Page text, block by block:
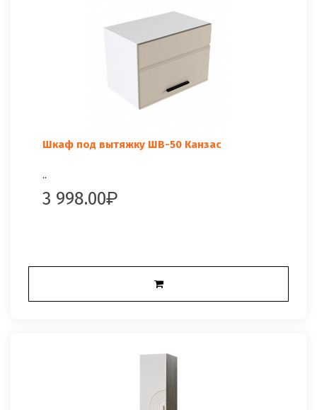
Шкаф под вытяжку ШВ-50 Канзас
..
3 998.00